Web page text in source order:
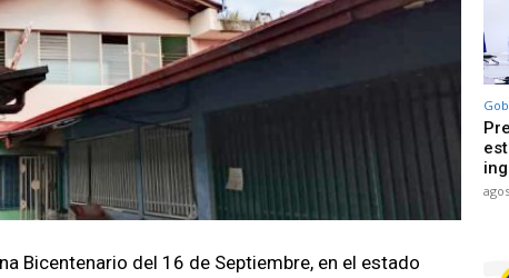
Bicentenario del 16 de Septiembre, en el estado